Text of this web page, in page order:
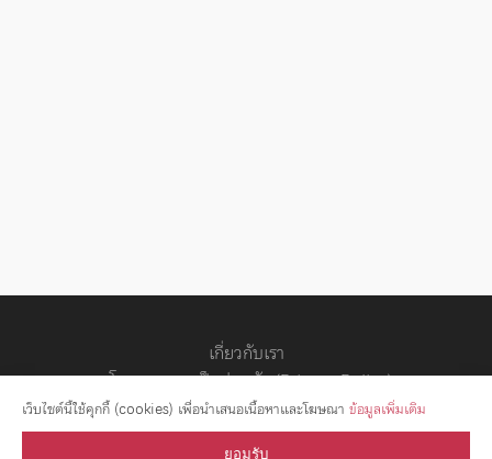
เกี่ยวกับเรา
นโยบายความเป็นส่วนตัว (Privacy Policy)
สัญญาอนุญาต
เว็บไซต์นี้ใช้คุกกี้ (cookies) เพื่อนำเสนอเนื้อหาและโฆษณา ข้อมูลเพิ่มเติม
ยอมรับ